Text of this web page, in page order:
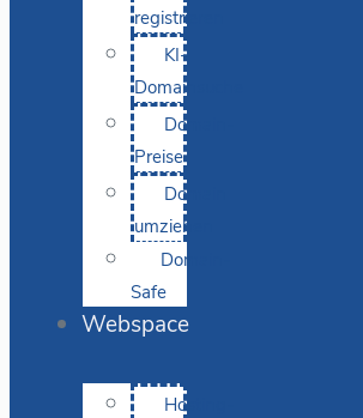
registrieren
KI-
Domainsuche
Domain-
Preise
Domain
umziehen
Domain-
Safe
Webspace
Hosting-